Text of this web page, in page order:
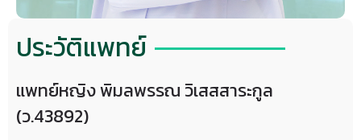
ประวัติแพทย์
แพทย์หญิง พิมลพรรณ วิเสสสาระกูล
(ว.43892)